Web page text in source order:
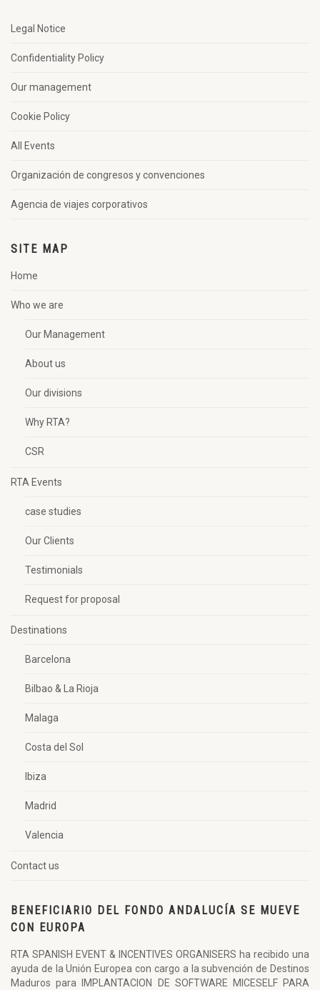
Legal Notice
Confidentiality Policy
Our management
Cookie Policy
All Events
Organización de congresos y convenciones
Agencia de viajes corporativos
SITE MAP
Home
Who we are
Our Management
About us
Our divisions
Why RTA?
CSR
RTA Events
case studies
Our Clients
Testimonials
Request for proposal
Destinations
Barcelona
Bilbao & La Rioja
Malaga
Costa del Sol
Ibiza
Madrid
Valencia
Contact us
BENEFICIARIO DEL FONDO ANDALUCÍA SE MUEVE
CON EUROPA
RTA SPANISH EVENT & INCENTIVES ORGANISERS ha recibido una
ayuda de la Unión Europea con cargo a la subvención de Destinos
Maduros para IMPLANTACION DE SOFTWARE MICESELF PARA